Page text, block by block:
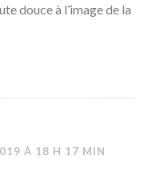
douce à l’image de la
À 18 H 17 MIN